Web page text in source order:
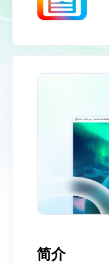
简介